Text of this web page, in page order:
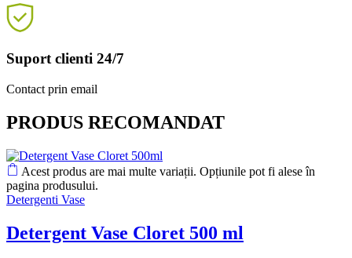
Suport clienti 24/7
Contact prin email
PRODUS RECOMANDAT
Acest produs are mai multe variații. Opțiunile pot fi alese în
pagina produsului.
Detergenti Vase
Detergent Vase Cloret 500 ml